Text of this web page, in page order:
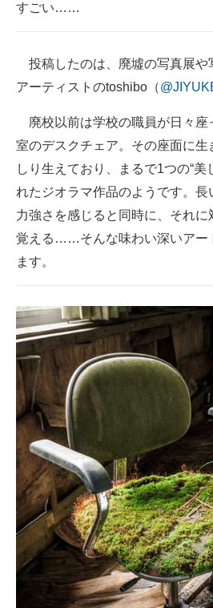
ビジネスと働き方のヒント
AI活用のいまが分かる
企業ITのトレンドを詳説
経営リーダーのコミュニティ
マーケ×ITの今がよく分かる
ITエンジニア向け専門サイト
企業向けIT製品の総合サイト
製造業のIT導入・活用を支援
モノづくり技術者専門サイト
エレクトロニクス専門サイト
電子設計の基本と応用
エネルギーの専門メディア
建設×テクノロジーの最前線
ちょっと気になるネットの話題
すごい……
投稿したのは、廃墟の写真展や
アーティストのtoshibo（
廃校以前は学校の職員が日々座
室のデスクチェア。その座面に生
しり生えており、まるで1つの“美
れたジオラマ作品のようです。
力強さを感じると同時に、それ
覚える……そんな味わい深いアー
ます。